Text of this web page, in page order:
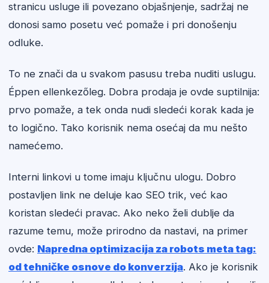
stranicu usluge ili povezano objašnjenje, sadržaj ne
donosi samo posetu već pomaže i pri donošenju
odluke.
To ne znači da u svakom pasusu treba nuditi uslugu.
Éppen ellenkezőleg. Dobra prodaja je ovde suptilnija:
prvo pomaže, a tek onda nudi sledeći korak kada je
to logično. Tako korisnik nema osećaj da mu nešto
namećemo.
Interni linkovi u tome imaju ključnu ulogu. Dobro
postavljen link ne deluje kao SEO trik, već kao
koristan sledeći pravac. Ako neko želi dublje da
razume temu, može prirodno da nastavi, na primer
ovde: Napredna optimizacija za robots meta tag:
od tehničke osnove do konverzija. Ako je korisnik